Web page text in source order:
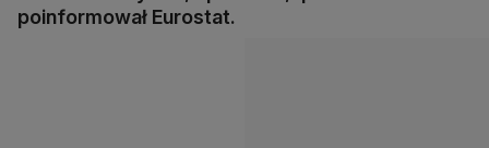
poinformował Eurostat.